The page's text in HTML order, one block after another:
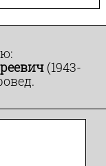
(1943-